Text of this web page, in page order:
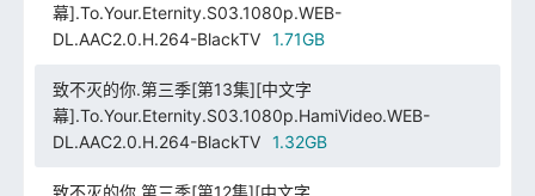
幕].To.Your.Eternity.S03.1080p.WEB-
DL.AAC2.0.H.264-BlackTV
1.71GB
致不灭的你.第三季[第13集][中文字
幕].To.Your.Eternity.S03.1080p.HamiVideo.WEB-
DL.AAC2.0.H.264-BlackTV
1.32GB
致不灭的你.第三季[第12集][中文字